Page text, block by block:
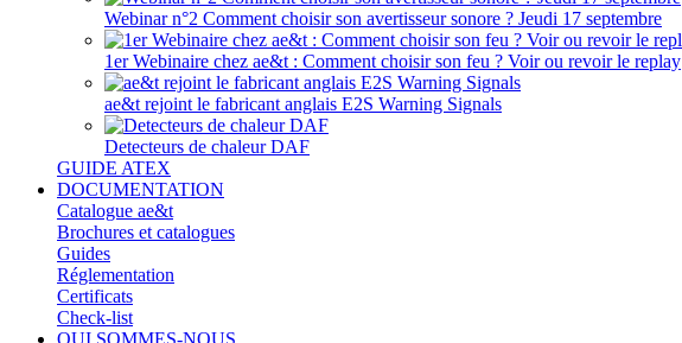
Webinar n°2 Comment choisir son avertisseur sonore ? Jeudi 17 septembre
1er Webinaire chez ae&t : Comment choisir son feu ? Voir ou revoir le replay
ae&t rejoint le fabricant anglais E2S Warning Signals
Detecteurs de chaleur DAF
GUIDE ATEX
DOCUMENTATION
Catalogue ae&t
Brochures et catalogues
Guides
Réglementation
Certificats
Check-list
QUI SOMMES-NOUS